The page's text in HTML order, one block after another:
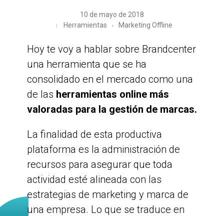
10 de mayo de 2018
Herramientas
Marketing Offline
Hoy te voy a hablar sobre Brandcenter
una herramienta que se ha
consolidado en el mercado como una
de las herramientas online más
valoradas para la gestión de marcas.
La finalidad de esta productiva
plataforma es la administración de
recursos para asegurar que toda
actividad esté alineada con las
estrategias de marketing y marca de
una empresa. Lo que se traduce en